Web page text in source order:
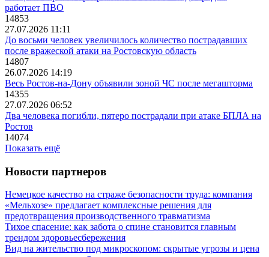
работает ПВО
14853
27.07.2026 11:11
До восьми человек увеличилось количество пострадавших
после вражеской атаки на Ростовскую область
14807
26.07.2026 14:19
Весь Ростов-на-Дону объявили зоной ЧС после мегашторма
14355
27.07.2026 06:52
Два человека погибли, пятеро пострадали при атаке БПЛА на
Ростов
14074
Показать ещё
Новости партнеров
Немецкое качество на страже безопасности труда: компания
«Мельхозе» предлагает комплексные решения для
предотвращения производственного травматизма
Тихое спасение: как забота о спине становится главным
трендом здоровьесбережения
Вид на жительство под микроскопом: скрытые угрозы и цена